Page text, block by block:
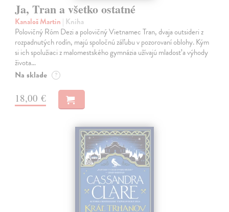
Ja, Tran a všetko ostatné
Kanaloš Martin | Kniha
Polovičný Róm Dezi a polovičný Vietnamec Tran, dvaja outsideri z
rozpadnutých rodín, majú spoločnú záľubu v pozorovaní oblohy. Kým
si ich spolužiaci z malomestského gymnázia užívajú mladosť a výhody
života…
Na sklade ?
18,00 €